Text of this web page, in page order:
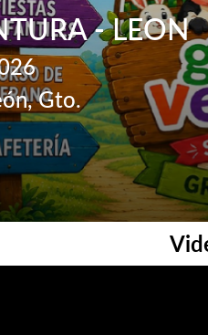
-
León, Gto.